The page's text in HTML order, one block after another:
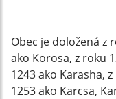
Obec je doložená z
ako Korosa, z roku
1243 ako Karasha,
1253 ako Karcsa,